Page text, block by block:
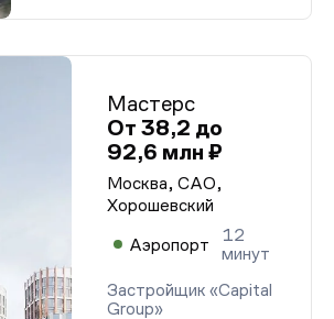
Мастерс
От 38,2 до
92,6 млн ₽
Москва, САО,
Хорошевский
Аэропорт
12
минут
Застройщик «Capital
Group»